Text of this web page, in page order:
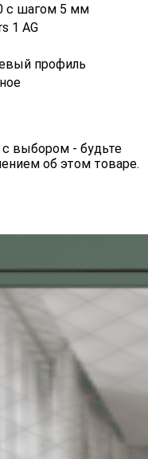
с шагом 5 мм
1 AG
профиль
выбором - будьте
об этом товаре.